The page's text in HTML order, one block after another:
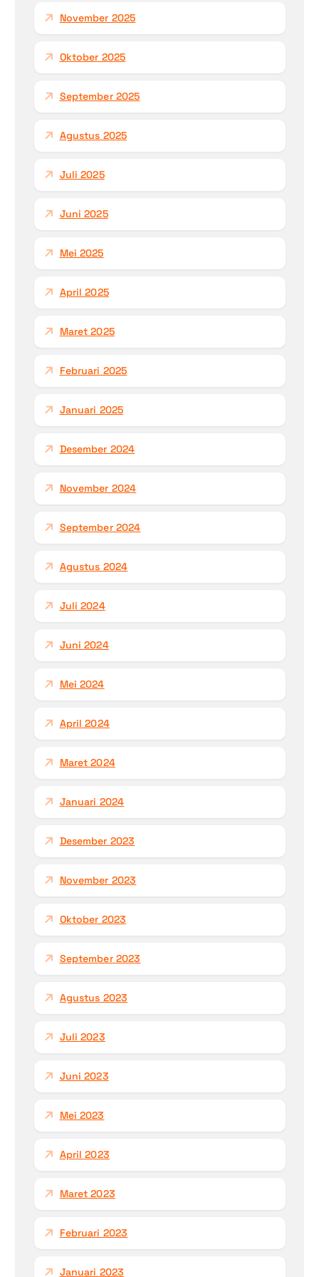
November 2025
Oktober 2025
September 2025
Agustus 2025
Juli 2025
Juni 2025
Mei 2025
April 2025
Maret 2025
Februari 2025
Januari 2025
Desember 2024
November 2024
September 2024
Agustus 2024
Juli 2024
Juni 2024
Mei 2024
April 2024
Maret 2024
Januari 2024
Desember 2023
November 2023
Oktober 2023
September 2023
Agustus 2023
Juli 2023
Juni 2023
Mei 2023
April 2023
Maret 2023
Februari 2023
Januari 2023